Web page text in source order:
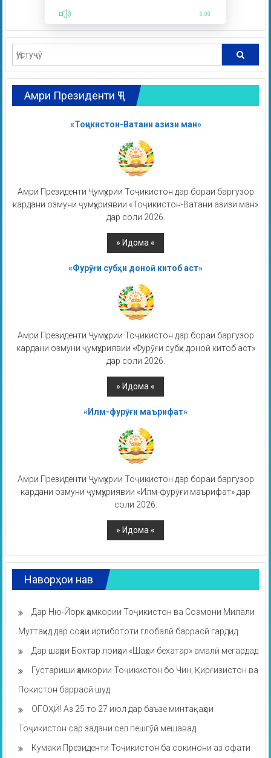
0:00
Амри Президенти ҶТ
«Тоҷикистон-Ватани азизи ман»
Амри Президенти Ҷумҳурии Тоҷикистон дар бораи баргузор
кардани озмуни ҷумҳуриявии «Тоҷикистон-Ватани азизи ман»
дар соли 2026.
«Фурӯғи субҳи доноӣ китоб аст»
Амри Президенти Ҷумҳурии Тоҷикистон дар бораи баргузор
кардани озмуни ҷумҳуриявии «Фурӯғи субҳи доноӣ китоб аст»
дар соли 2026.
«Илм-фурӯғи маърифат»
Амри Президенти Ҷумҳурии Тоҷикистон дар бораи баргузор
кардани озмуни ҷумҳуриявии «Илм-фурӯғи маърифат» дар
соли 2026.
Наворҳои нав
Дар Ню-Йорк ҳамкории Тоҷикистон ва Созмони Милали
Муттаҳид дар соҳаи иртибототи глобалӣ баррасӣ гардид
Дар шаҳри Бохтар лоиҳаи «Шаҳри бехатар» амалӣ мегардад
Густариши ҳамкории Тоҷикистон бо Чин, Қирғизистон ва
Покистон баррасӣ шуд
ОГОҲӢ! Аз 25 то 27 июл дар баъзе минтақаҳои
Тоҷикистон сар задани сел пешгӯӣ мешавад
Кумаки Президенти Тоҷикистон ба сокинони аз офати